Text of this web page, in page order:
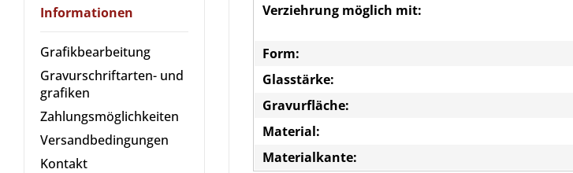
Informationen
Grafikbearbeitung
Gravurschriftarten- und
grafiken
Zahlungsmöglichkeiten
Versandbedingungen
Kontakt
Verziehrung möglich mit:
Form:
Glasstärke:
Gravurfläche:
Material:
Materialkante: